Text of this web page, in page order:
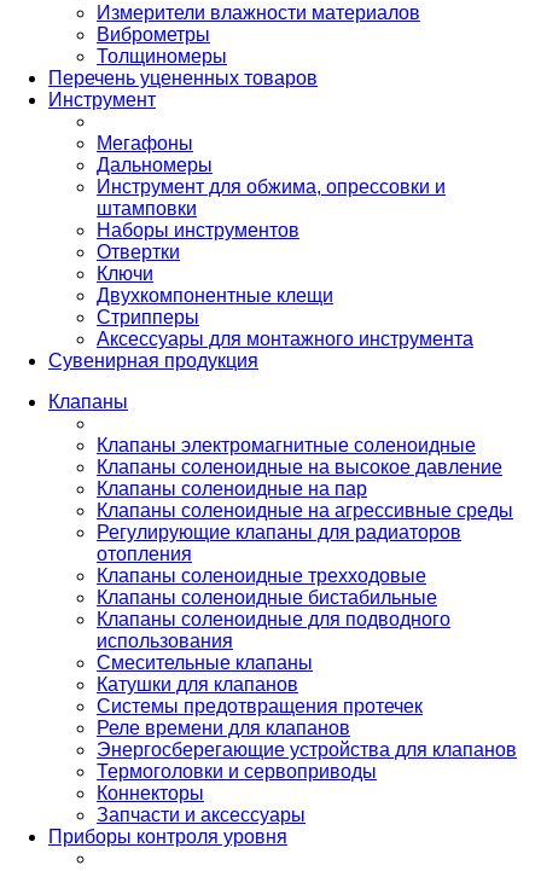
Измерители влажности материалов
Виброметры
Толщиномеры
Перечень уцененных товаров
Инструмент
Мегафоны
Дальномеры
Инструмент для обжима, опрессовки и
штамповки
Наборы инструментов
Отвертки
Ключи
Двухкомпонентные клещи
Стрипперы
Аксессуары для монтажного инструмента
Сувенирная продукция
Клапаны
Клапаны электромагнитные соленоидные
Клапаны соленоидные на высокое давление
Клапаны соленоидные на пар
Клапаны соленоидные на агрессивные среды
Регулирующие клапаны для радиаторов
отопления
Клапаны соленоидные трехходовые
Клапаны соленоидные бистабильные
Клапаны соленоидные для подводного
использования
Смесительные клапаны
Катушки для клапанов
Системы предотвращения протечек
Реле времени для клапанов
Энергосберегающие устройства для клапанов
Термоголовки и сервоприводы
Коннекторы
Запчасти и аксессуары
Приборы контроля уровня